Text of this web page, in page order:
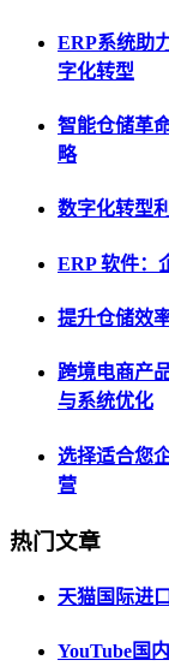
ERP系统助
字化转型
智能仓储革
略
数字化转型
ERP 软件：
提升仓储效
跨境电商产
与系统优化
选择适合您
营
热门文章
天猫国际进
YouTube国